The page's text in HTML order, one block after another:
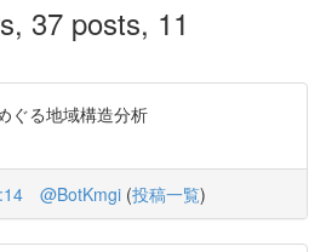
37 posts, 11
ぐる地域構造分析
@BotKmgi (投稿一覧)